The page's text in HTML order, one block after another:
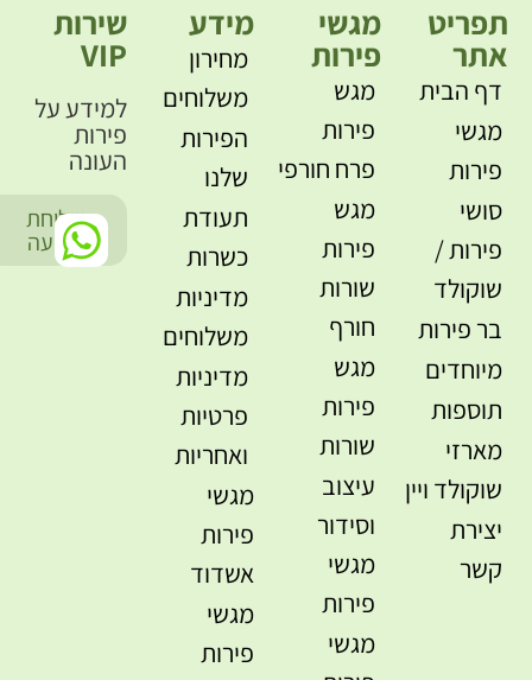
תפריט
אתר
דף הבית
מגשי
פירות
סושי
פירות /
שוקולד
בר פירות
מיוחדים
תוספות
מארזי
שוקולד ויין
יצירת
קשר
מגשי
פירות
מגש
פירות
פרח חורפי
מגש
פירות
שורות
חורף
מגש
פירות
שורות
עיצוב
וסידור
מגשי
פירות
מגשי
מידע
מחירון
משלוחים
הפירות
שלנו
תעודת
כשרות
מדיניות
משלוחים
מדיניות
פרטיות
ואחריות
מגשי
פירות
אשדוד
מגשי
פירות
שירות
VIP
למידע על
פירות
העונה
שליחת
הודעה